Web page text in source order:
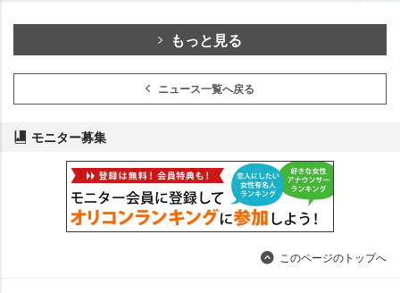
もっと見る
ニュース一覧へ戻る
モニター募集
このページのトップへ